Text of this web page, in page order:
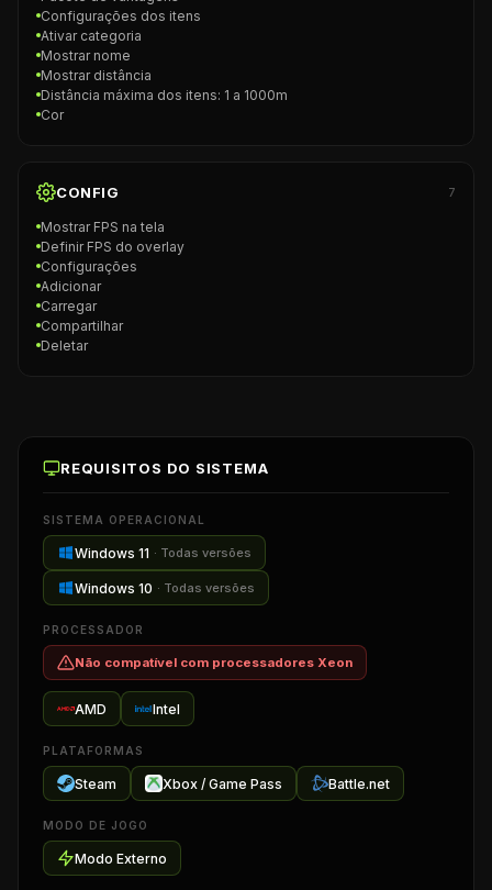
Configurações dos itens
Ativar categoria
Mostrar nome
Mostrar distância
Distância máxima dos itens: 1 a 1000m
Cor
CONFIG 7
Mostrar FPS na tela
Definir FPS do overlay
Configurações
Adicionar
Carregar
Compartilhar
Deletar
REQUISITOS DO SISTEMA
SISTEMA OPERACIONAL
Windows 11 · Todas versões
Windows 10 · Todas versões
PROCESSADOR
Não compatível com processadores Xeon
AMD Intel
PLATAFORMAS
Steam Xbox / Game Pass Battle.net
MODO DE JOGO
Modo Externo